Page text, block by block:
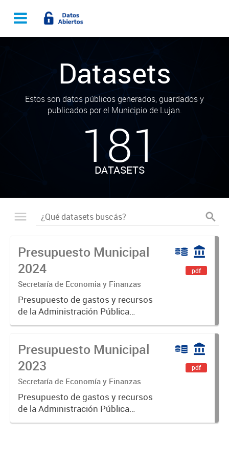
Datasets
Estos son datos públicos generados, guardados y
publicados por el Municipio de Lujan.
181
DATASETS
Presupuesto Municipal
2024
Secretaría de Economia y Finanzas
Presupuesto de gastos y recursos
de la Administración Pública
Municipal para el ejercicio 2024.
pdf
Presupuesto Municipal
2023
Secretaría de Economía y Finanzas
Presupuesto de gastos y recursos
de la Administración Pública
Municipal para el ejercicio 2023.
pdf